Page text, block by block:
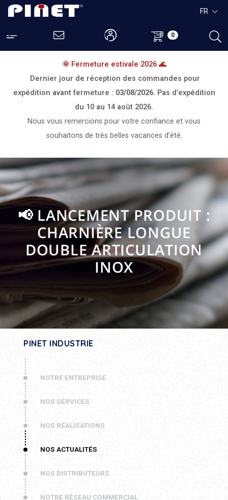
0
FR
🌞 Fermeture estivale 2026 🌊
Dernier jour de réception des commandes pour
expédition avant fermeture : 03/08/2026. Pas d’expédition
du 10 au 14 août 2026.
Nous vous remercions pour votre confiance et vous
souhaitons de très belles vacances d’été.
📢 LANCEMENT PRODUIT :
CHARNIÈRE LONGUE
DOUBLE ARTICULATION
INOX
PINET INDUSTRIE
NOTRE ENTREPRISE
NOS SERVICES
NOS RÉALISATIONS
NOS ACTUALITÉS
NOS DISTRIBUTEURS
NOTRE RÉSEAU COMMERCIAL